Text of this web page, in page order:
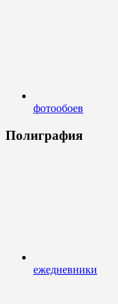
фотообоев
Полиграфия
ежедневники